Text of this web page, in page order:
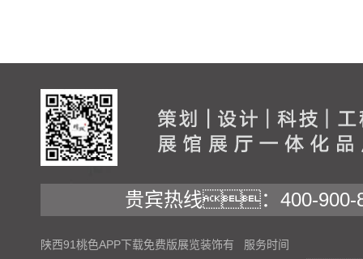
贵宾热线：400-900-
陕西91桃色APP下载免费版展览装饰有
服务时间